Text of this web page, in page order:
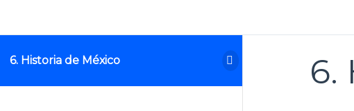
6. Historia de México 6.